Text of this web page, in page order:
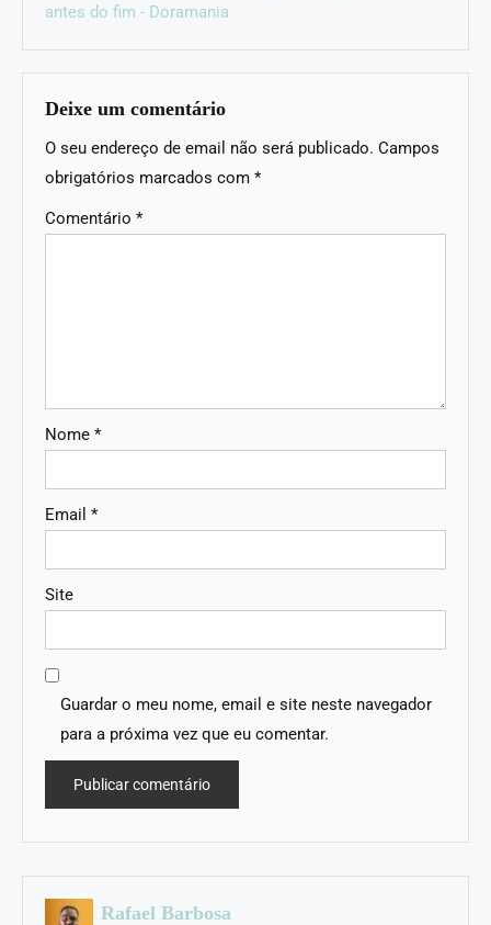
antes do fim - Doramania
Deixe um comentário
O seu endereço de email não será publicado. Campos
obrigatórios marcados com *
Comentário *
Nome *
Email *
Site
Guardar o meu nome, email e site neste navegador
para a próxima vez que eu comentar.
Rafael Barbosa